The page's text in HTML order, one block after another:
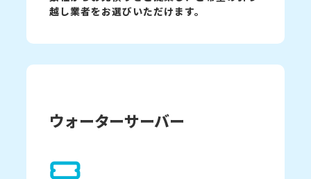
越し業者をお選びいただけます。
ウォーターサーバー